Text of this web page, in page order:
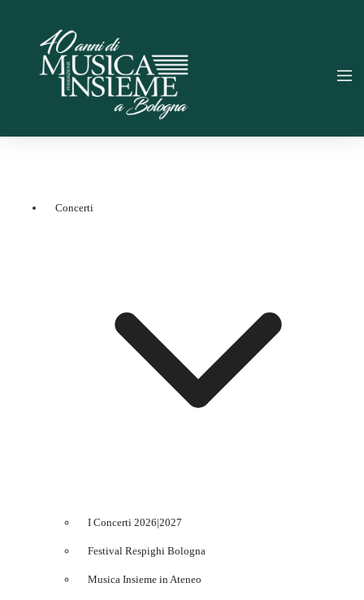
Concerti
I Concerti 2026|2027
Festival Respighi Bologna
Musica Insieme in Ateneo